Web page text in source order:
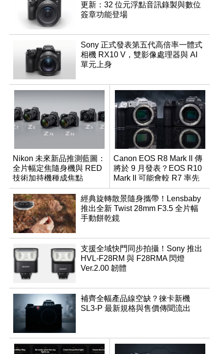
更新：32 位元浮點音訊錄製與數位
簽章功能登場
Sony 正式發表第五代高倍率一體式
相機 RX10 V，雙影像處理器與 AI
單元上身
Nikon 未來新品推測藍圖：
全片幅定焦隨身機與 RED
技術加持機種成焦點
Canon EOS R8 Mark II 傳
將於 9 月發表？EOS R10
Mark II 可能會較 R7 率先
推出
經典旋轉散景隨身攜帶！Lensbaby
推出全新 Twist 28mm F3.5 全片幅
手動餅乾鏡
支援全域快門同步拍攝！Sony 推出
HVL-F28RM 與 F28RMA 閃燈
Ver.2.00 韌體
補齊全幅產品線空缺？徠卡新機
SL3-P 最新規格與售價傳聞流出